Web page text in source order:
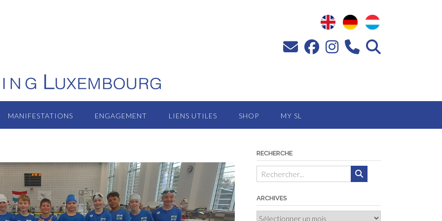
MANIFESTATIONS ENGAGEMENT LIENS UTILES SHOP MY SL
RECHERCHE
ARCHIVES
Archives